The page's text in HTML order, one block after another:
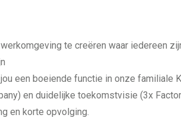
te creëren waar iedereen
een boeiende functie in onze familiale
en duidelijke toekomstvisie (3x
en korte opvolging.